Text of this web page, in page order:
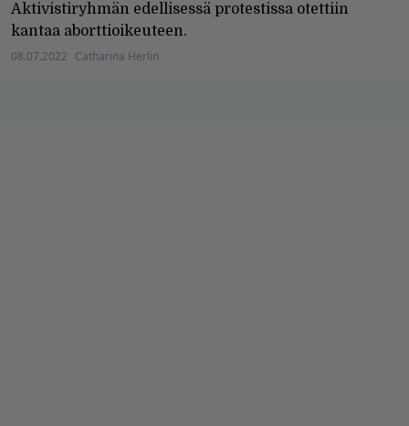
Aktivistiryhmän edellisessä protestissa otettiin
kantaa aborttioikeuteen.
08.07.2022 Catharina Herlin